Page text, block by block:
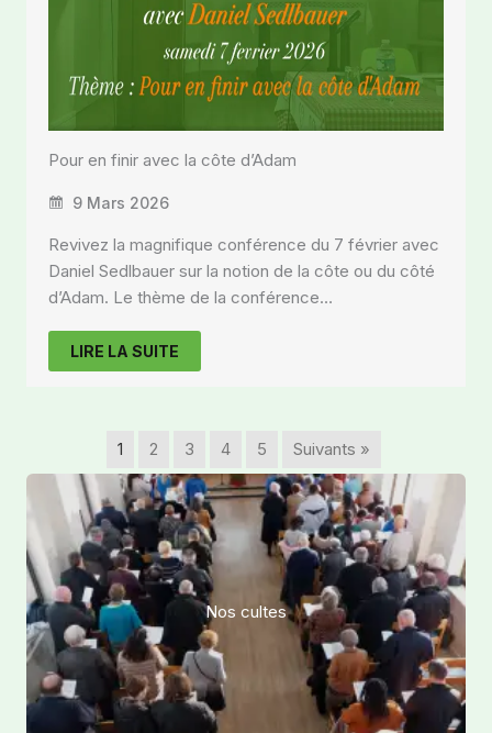
Pour en finir avec la côte d’Adam
9 Mars 2026
Revivez la magnifique conférence du 7 février avec
Daniel Sedlbauer sur la notion de la côte ou du côté
d’Adam. Le thème de la conférence…
LIRE LA SUITE
1 2 3 4 5 Suivants »
Nos cultes